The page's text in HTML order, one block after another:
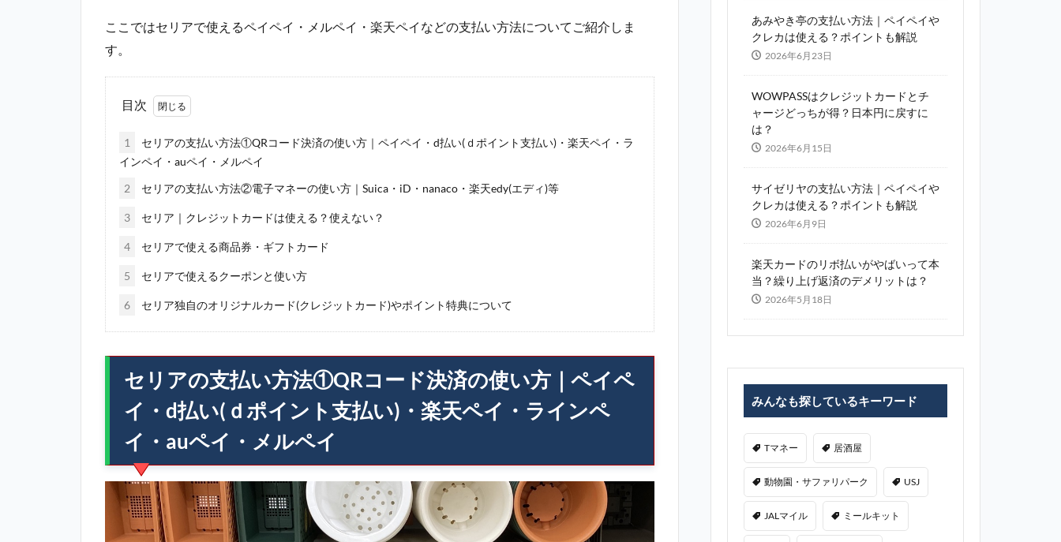
ここではセリアで使えるペイペイ・メルペイ・楽天ペイなどの支払い方法についてご紹介しま
す。
目次
1
セリアの支払い方法①QRコード決済の使い方｜ペイペイ・d払い(ｄポイント支払い)・楽天ペイ・ラ
インペイ・auペイ・メルペイ
2
セリアの支払い方法②電子マネーの使い方｜Suica・iD・nanaco・楽天edy(エディ)等
3 セリア｜クレジットカードは使える？使えない？
4 セリアで使える商品券・ギフトカード
5 セリアで使えるクーポンと使い方
6 セリア独自のオリジナルカード(クレジットカード)やポイント特典について
セリアの支払い方法①QRコード決済の使い方｜ペイペ
イ・d払い(ｄポイント支払い)・楽天ペイ・ラインペ
イ・auペイ・メルペイ
あみやき亭の支払い方法｜ペイペイや
クレカは使える？ポイントも解説
2026年6月23日
WOWPASSはクレジットカードとチ
ャージどっちが得？日本円に戻すに
は？
2026年6月15日
サイゼリヤの支払い方法｜ペイペイや
クレカは使える？ポイントも解説
2026年6月9日
楽天カードのリボ払いがやばいって本
当？繰り上げ返済のデメリットは？
2026年5月18日
みんなも探しているキーワード
Tマネー 居酒屋
動物園・サファリパーク USJ
JALマイル ミールキット